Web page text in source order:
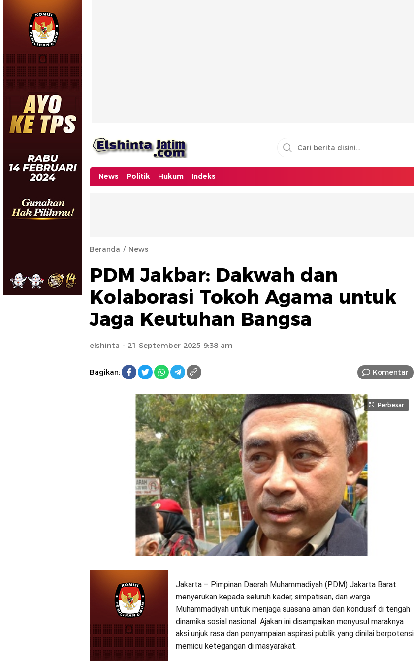
News Politik Hukum Indeks
Beranda News
PDM Jakbar: Dakwah dan
Kolaborasi Tokoh Agama untuk
Jaga Keutuhan Bangsa
elshinta - 21 September 2025 9:38 am
Bagikan: Komentar
Perbesar
Jakarta – Pimpinan Daerah Muhammadiyah (PDM) Jakarta Barat
menyerukan kepada seluruh kader, simpatisan, dan warga
Muhammadiyah untuk menjaga suasana aman dan kondusif di tengah
dinamika sosial nasional. Ajakan ini disampaikan menyusul maraknya
aksi unjuk rasa dan penyampaian aspirasi publik yang dinilai berpotensi
memicu ketegangan di masyarakat.